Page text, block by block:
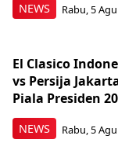
NEWS Rabu, 5
NEWS
El Clasico
vs Persija
Piala Presiden
Rabu, 5